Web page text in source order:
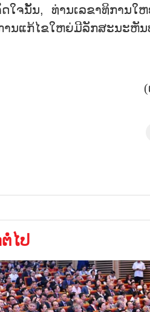
ດໃຈນັ້ນ, ທ່ານເລຂາທິການ
ານແກ້ໄຂໃຫຍ່ມີລັກສະນະ
ໄປ